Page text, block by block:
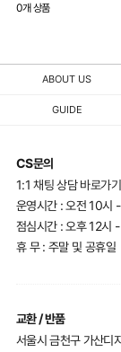
0개 상품
ABOUT US
GUIDE
CS문의
1:1 채팅 상담 바로가
운영시간 : 오전 10시
점심시간 : 오후 12시
휴 무 : 주말 및 공휴일
교환 / 반품
서울시 금천구 가산디